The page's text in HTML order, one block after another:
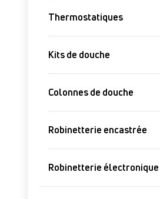
Thermostatiques
Kits de douche
Colonnes de douche
Robinetterie encastrée
Robinetterie électronique